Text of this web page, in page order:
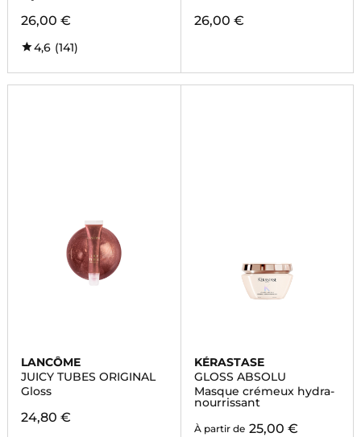
26,00 €
4,6 (141)
26,00 €
LANCÔME
JUICY TUBES ORIGINAL
Gloss
24,80 €
KÉRASTASE
GLOSS ABSOLU
Masque crémeux hydra-
nourrissant
À partir de 25,00 €